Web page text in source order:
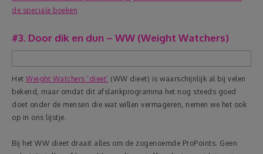
de speciale boeken
#3. Door dik en dun – WW (Weight Watchers)
Het Weight Watchers ‘dieet’ (WW dieet) is waarschijnlijk al bij velen
bekend, maar omdat dit afslankprogramma het nog steeds goed
doet onder de mensen die wat willen vermageren, nemen we het ook
op in ons lijstje.
Bij het WW dieet draait alles om de zogenoemde ProPoints. Geen